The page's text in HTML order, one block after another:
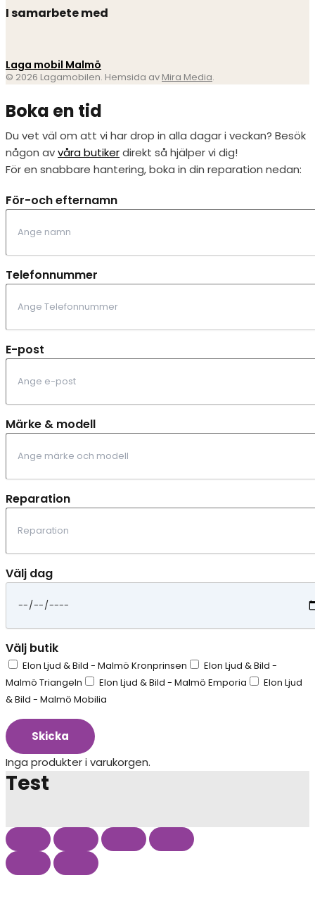
I samarbete med
Laga mobil Malmö
© 2026 Lagamobilen. Hemsida av Mira Media.
Boka en tid
Du vet väl om att vi har drop in alla dagar i veckan? Besök
någon avvåra butikerdirekt så hjälper vi dig!
För en snabbare hantering, boka in din reparation nedan:
För-och efternamn
Telefonnummer
E-post
Märke & modell
Reparation
Välj dag
Välj butik
Elon Ljud & Bild - Malmö Kronprinsen
Elon Ljud & Bild -
Malmö Triangeln
Elon Ljud & Bild - Malmö Emporia
Elon Ljud
& Bild - Malmö Mobilia
Skicka
Inga produkter i varukorgen.
Test